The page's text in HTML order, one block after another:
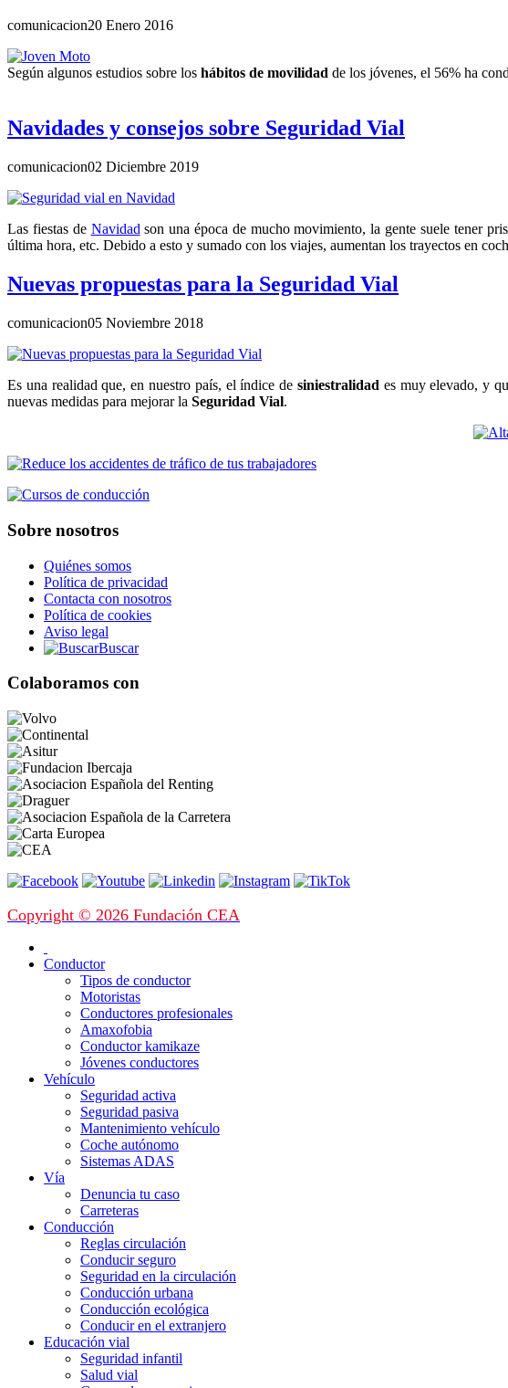
comunicacion20 Enero 2016
Según algunos estudios sobre los hábitos de movilidad de los jóvenes, el 56% ha
Navidades y consejos sobre Seguridad Vial
comunicacion02 Diciembre 2019
Las fiestas de Navidad son una época de mucho movimiento, la gente suele tener
última hora, etc. Debido a esto y sumado con los viajes, aumentan los trayectos en
Nuevas propuestas para la Seguridad Vial
comunicacion05 Noviembre 2018
Es una realidad que, en nuestro país, el índice de siniestralidad es muy elevado, y
nuevas medidas para mejorar la Seguridad Vial.
Sobre nosotros
Quiénes somos
Política de privacidad
Contacta con nosotros
Política de cookies
Aviso legal
Buscar
Colaboramos con
Copyright © 2026 Fundación CEA
Conductor
Tipos de conductor
Motoristas
Conductores profesionales
Amaxofobia
Conductor kamikaze
Jóvenes conductores
Vehículo
Seguridad activa
Seguridad pasiva
Mantenimiento vehículo
Coche autónomo
Sistemas ADAS
Vía
Denuncia tu caso
Carreteras
Conducción
Reglas circulación
Conducir seguro
Seguridad en la circulación
Conducción urbana
Conducción ecológica
Conducir en el extranjero
Educación vial
Seguridad infantil
Salud vial